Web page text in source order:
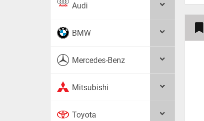
Audi
BMW
Mercedes-Benz
Mitsubishi
Toyota